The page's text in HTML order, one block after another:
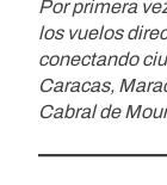
Por primera
los vuelos
conectando
Caracas,
Cabral de